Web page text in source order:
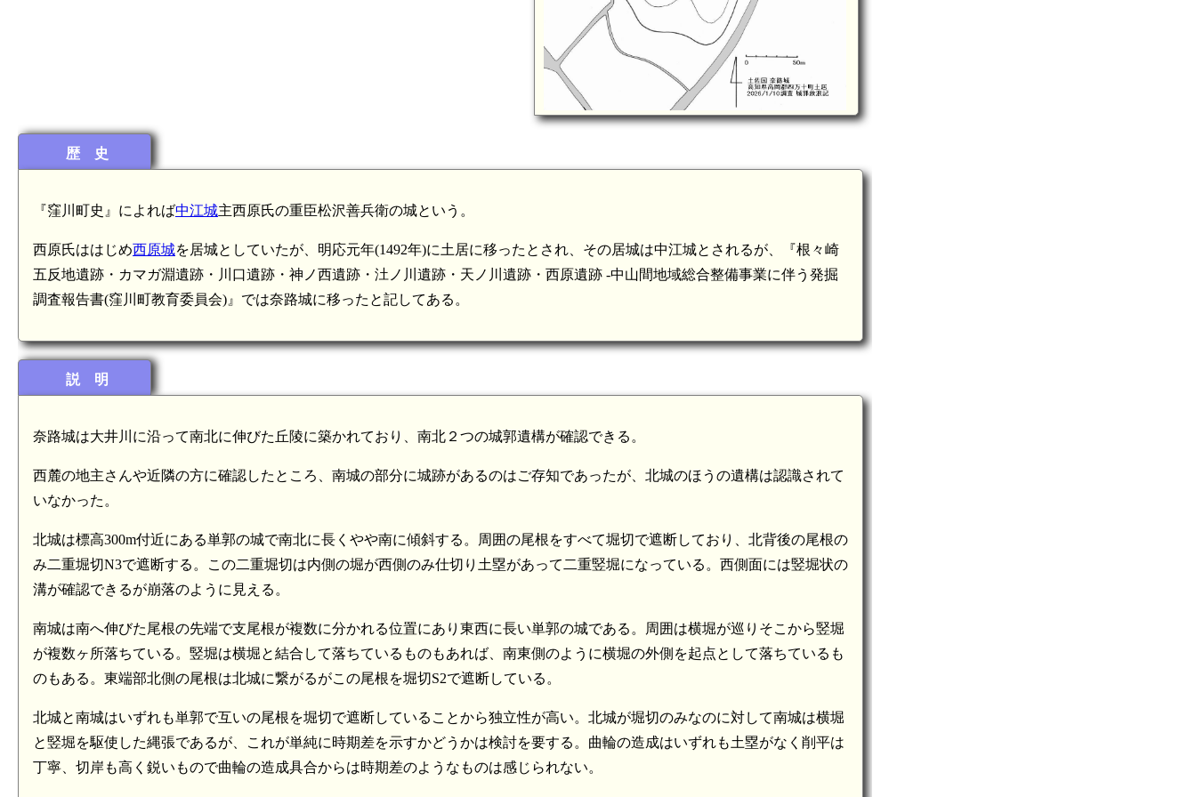
歴 史
『窪川町史』によれば中江城主西原氏の重臣松沢善兵衛の城という。
西原氏ははじめ西原城を居城としていたが、明応元年(1492年)に土居に移ったとされ、その居城は中江城とされるが、『根々崎
五反地遺跡・カマガ淵遺跡・川口遺跡・神ノ西遺跡・汢ノ川遺跡・天ノ川遺跡・西原遺跡 -中山間地域総合整備事業に伴う発掘
調査報告書(窪川町教育委員会)』では奈路城に移ったと記してある。
説 明
奈路城は大井川に沿って南北に伸びた丘陵に築かれており、南北２つの城郭遺構が確認できる。
西麓の地主さんや近隣の方に確認したところ、南城の部分に城跡があるのはご存知であったが、北城のほうの遺構は認識されて
いなかった。
北城は標高300m付近にある単郭の城で南北に長くやや南に傾斜する。周囲の尾根をすべて堀切で遮断しており、北背後の尾根の
み二重堀切N3で遮断する。この二重堀切は内側の堀が西側のみ仕切り土塁があって二重竪堀になっている。西側面には竪堀状の
溝が確認できるが崩落のように見える。
南城は南へ伸びた尾根の先端で支尾根が複数に分かれる位置にあり東西に長い単郭の城である。周囲は横堀が巡りそこから竪堀
が複数ヶ所落ちている。竪堀は横堀と結合して落ちているものもあれば、南東側のように横堀の外側を起点として落ちているも
のもある。東端部北側の尾根は北城に繋がるがこの尾根を堀切S2で遮断している。
北城と南城はいずれも単郭で互いの尾根を堀切で遮断していることから独立性が高い。北城が堀切のみなのに対して南城は横堀
と竪堀を駆使した縄張であるが、これが単純に時期差を示すかどうかは検討を要する。曲輪の造成はいずれも土塁がなく削平は
丁寧、切岸も高く鋭いもので曲輪の造成具合からは時期差のようなものは感じられない。